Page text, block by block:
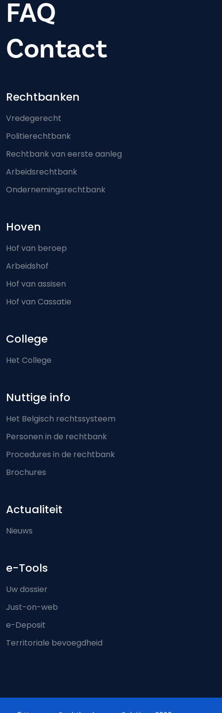
FAQ
Contact
Footer-menu
Rechtbanken
Vredegerecht
Politierechtbank
Rechtbank van eerste aanleg
Arbeidsrechtbank
Ondernemingsrechtbank
Hoven
Hof van beroep
Arbeidshof
Hof van assisen
Hof van Cassatie
College
Het College
Nuttige info
Het Belgisch rechtssysteem
Personen in de rechtbank
Procedures in de rechtbank
Brochures
Actualiteit
Nieuws
e-Tools
Uw dossier
Just-on-web
e-Deposit
Territoriale bevoegdheid